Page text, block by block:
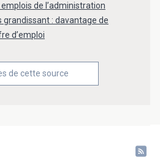
emplois de l’administration
: davantage de
d’emploi
de cette source